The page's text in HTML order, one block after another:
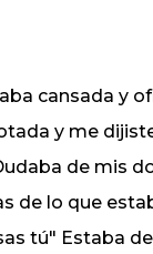
cansada y
y me
de mis
de lo que
tú" Estaba